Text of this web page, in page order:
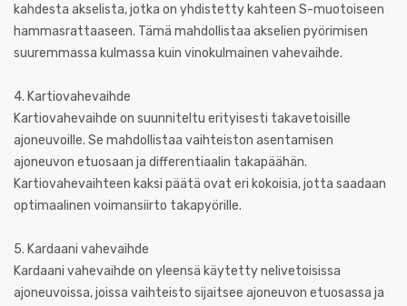
kahdesta akselista, jotka on yhdistetty kahteen S-muotoiseen
hammasrattaaseen. Tämä mahdollistaa akselien pyörimisen
suuremmassa kulmassa kuin vinokulmainen vahevaihde.
4. Kartiovahevaihde
Kartiovahevaihde on suunniteltu erityisesti takavetoisille
ajoneuvoille. Se mahdollistaa vaihteiston asentamisen
ajoneuvon etuosaan ja differentiaalin takapäähän.
Kartiovahevaihteen kaksi päätä ovat eri kokoisia, jotta saadaan
optimaalinen voimansiirto takapyörille.
5. Kardaani vahevaihde
Kardaani vahevaihde on yleensä käytetty nelivetoisissa
ajoneuvoissa, joissa vaihteisto sijaitsee ajoneuvon etuosassa ja